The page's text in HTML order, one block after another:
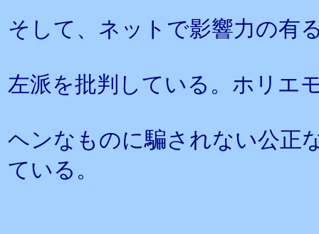
そして、ネットで影響力の有
左派を批判している。ホリエ
ヘンなものに騙されない公正
ている。